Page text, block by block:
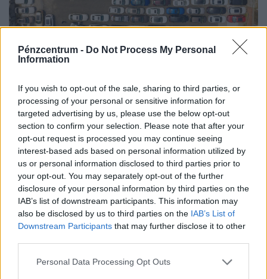
Pénzcentrum - Do Not Process My Personal
Information
If you wish to opt-out of the sale, sharing to third parties, or
processing of your personal or sensitive information for
targeted advertising by us, please use the below opt-out
section to confirm your selection. Please note that after your
opt-out request is processed you may continue seeing
interest-based ads based on personal information utilized by
us or personal information disclosed to third parties prior to
your opt-out. You may separately opt-out of the further
disclosure of your personal information by third parties on the
IAB’s list of downstream participants. This information may
also be disclosed by us to third parties on the IAB’s List of
Downstream Participants that may further disclose it to other
Personal Data Processing Opt Outs
Komoly fordulat a hazai autópiacon:
megrohamozták a vevők ezeket a kocsikat
Az elektromos és hibrid modellek iránti kereslet
drasztikusan, több mint 30 százalékkal nőtt az elmúlt egy
évben.